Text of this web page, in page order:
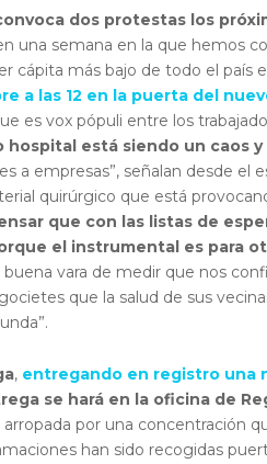
dos protestas los
una semana en la que hemos
cápita más bajo de todo el país
a las 12 en la puerta del
es vox pópuli entre los
hospital está siendo un caos
a empresas”, señalan desde el
quirúrgico que está
que con las listas de
el instrumental es para
buena vara de medir que nos
que la salud de sus
, entregando en registro una
se hará en la oficina de
arropada por una concentración
han sido recogidas